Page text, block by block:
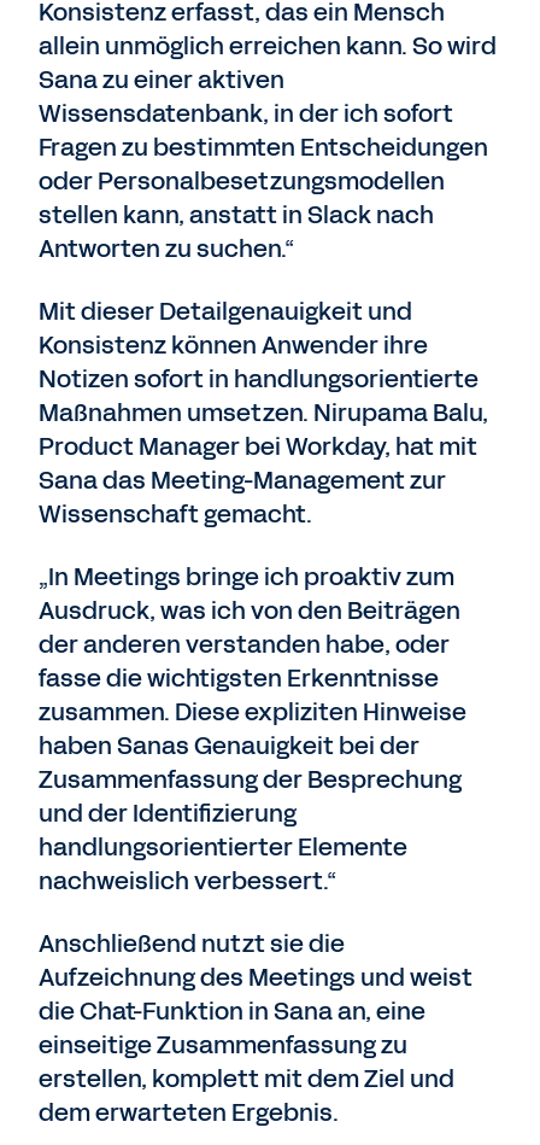
Konsistenz erfasst, das ein Mensch
allein unmöglich erreichen kann. So wird
Sana zu einer aktiven
Wissensdatenbank, in der ich sofort
Fragen zu bestimmten Entscheidungen
oder Personalbesetzungsmodellen
stellen kann, anstatt in Slack nach
Antworten zu suchen.“
Mit dieser Detailgenauigkeit und
Konsistenz können Anwender ihre
Notizen sofort in handlungsorientierte
Maßnahmen umsetzen. Nirupama Balu,
Product Manager bei Workday, hat mit
Sana das Meeting-Management zur
Wissenschaft gemacht.
„In Meetings bringe ich proaktiv zum
Ausdruck, was ich von den Beiträgen
der anderen verstanden habe, oder
fasse die wichtigsten Erkenntnisse
zusammen. Diese expliziten Hinweise
haben Sanas Genauigkeit bei der
Zusammenfassung der Besprechung
und der Identifizierung
handlungsorientierter Elemente
nachweislich verbessert.“
Anschließend nutzt sie die
Aufzeichnung des Meetings und weist
die Chat-Funktion in Sana an, eine
einseitige Zusammenfassung zu
erstellen, komplett mit dem Ziel und
dem erwarteten Ergebnis.